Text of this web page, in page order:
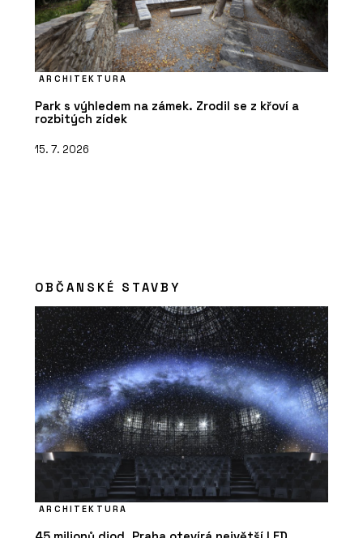
ARCHITEKTURA
Park s výhledem na zámek. Zrodil se z křoví a
rozbitých zídek
15. 7. 2026
OBČANSKÉ STAVBY
ARCHITEKTURA